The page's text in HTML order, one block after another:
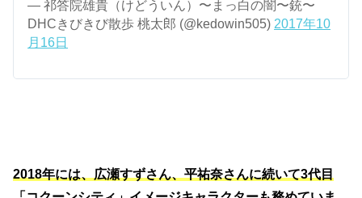
— 祁答院雄貴（けどういん）〜まっ白の闇〜銃〜
DHCきびきび散歩 桃太郎 (@kedowin505) 2017年10
月16日
2018年には、広瀬すずさん、平祐奈さんに続いて3代目